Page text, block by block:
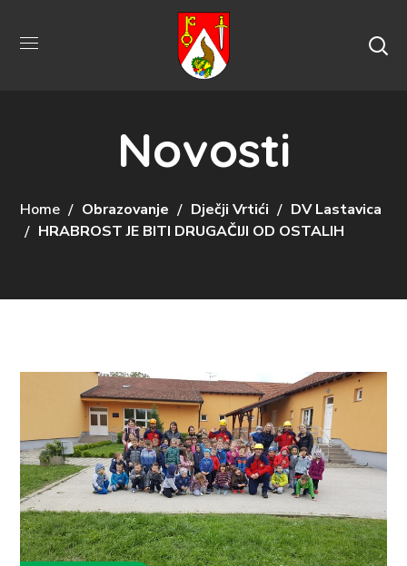
Novosti
Home Obrazovanje Dječji Vrtići
DV Lastavica
HRABROST JE BITI DRUGAČIJI OD OSTALIH